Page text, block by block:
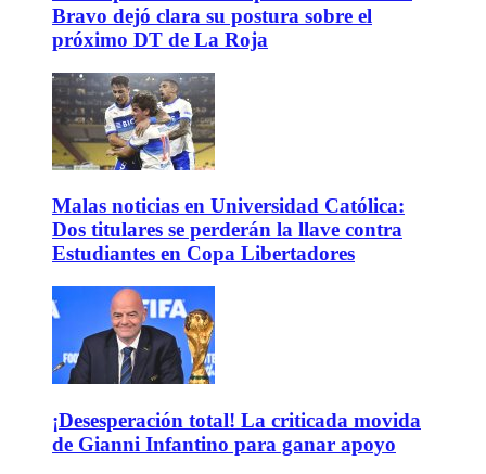
Bravo dejó clara su postura sobre el
próximo DT de La Roja
Malas noticias en Universidad Católica:
Dos titulares se perderán la llave contra
Estudiantes en Copa Libertadores
¡Desesperación total! La criticada movida
de Gianni Infantino para ganar apoyo